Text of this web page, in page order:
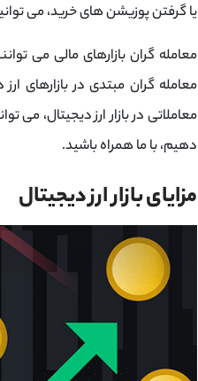
یا گرفتن پوزیشن های خرید، می
معامله گران بازارهای مالی می
معامله گران مبتدی در بازارهای
معاملاتی در بازار ارز دیجیتال، می
دهیم، با ما همراه باشید.
مزایای بازار ارز دیجیتال